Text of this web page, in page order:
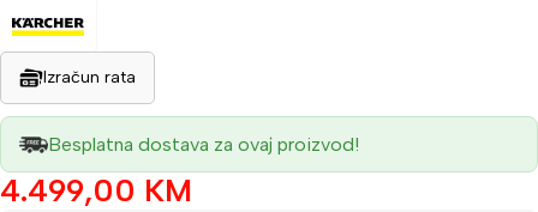
Izračun rata
Besplatna dostava za ovaj proizvod!
4.499,00 KM